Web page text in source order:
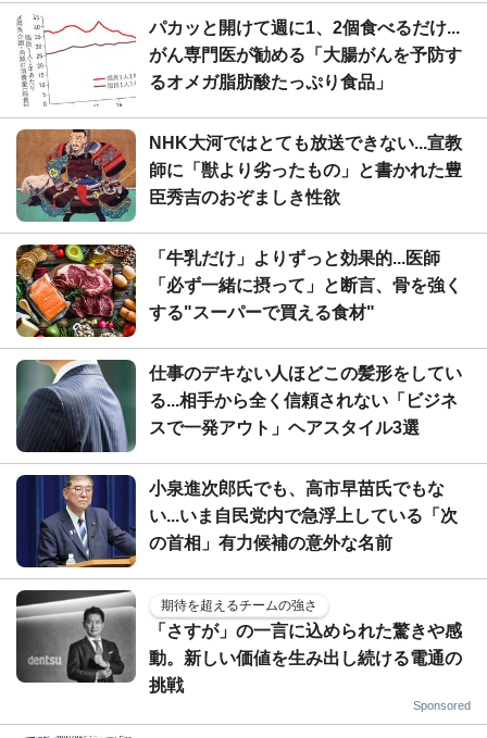
パカッと開けて週に1、2個食べるだけ...
がん専門医が勧める「大腸がんを予防す
るオメガ脂肪酸たっぷり食品」
NHK大河ではとても放送できない...宣教
師に「獣より劣ったもの」と書かれた豊
臣秀吉のおぞましき性欲
「牛乳だけ」よりずっと効果的...医師
「必ず一緒に摂って」と断言、骨を強く
する"スーパーで買える食材"
仕事のデキない人ほどこの髪形をしてい
る...相手から全く信頼されない「ビジネ
スで一発アウト」ヘアスタイル3選
小泉進次郎氏でも、高市早苗氏でもな
い...いま自民党内で急浮上している「次
の首相」有力候補の意外な名前
期待を超えるチームの強さ
「さすが」の一言に込められた驚きや感
動。新しい価値を生み出し続ける電通の
挑戦
Sponsored